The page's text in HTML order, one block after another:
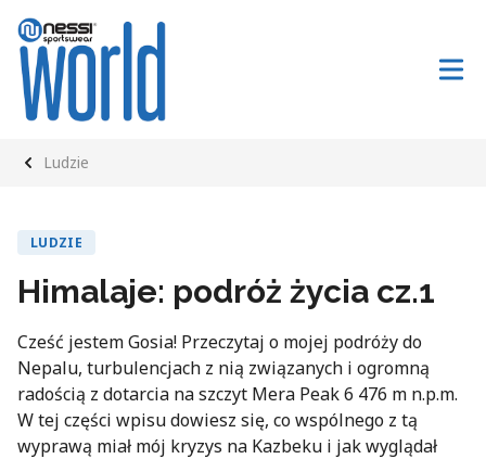
Ludzie
LUDZIE
Himalaje: podróż życia cz.1
Cześć jestem Gosia! Przeczytaj o mojej podróży do
Nepalu, turbulencjach z nią związanych i ogromną
radością z dotarcia na szczyt Mera Peak 6 476 m n.p.m.
W tej części wpisu dowiesz się, co wspólnego z tą
wyprawą miał mój kryzys na Kazbeku i jak wyglądał